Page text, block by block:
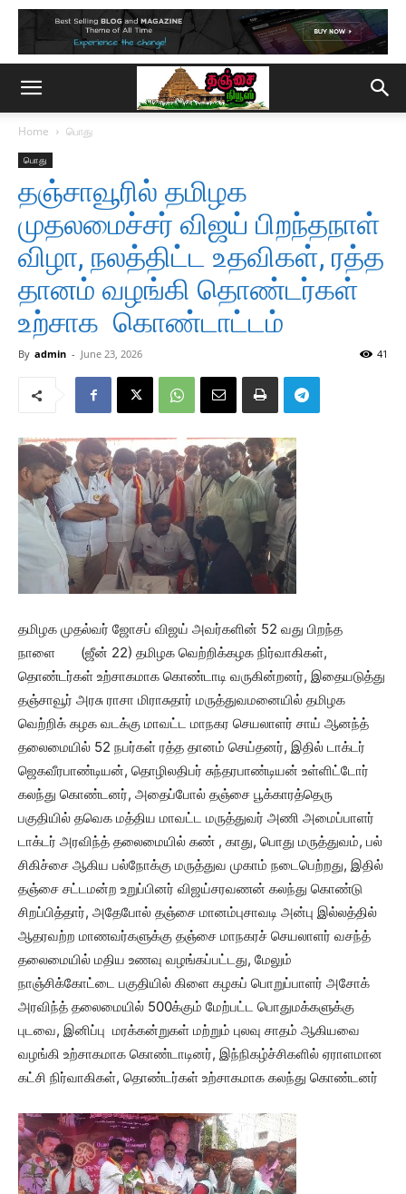
Home பொது
பொது
தஞ்சாவூரில் தமிழக
முதலமைச்சர் விஜய் பிறந்தநாள்
விழா, நலத்திட்ட உதவிகள், ரத்த
தானம் வழங்கி தொண்டர்கள்
உற்சாக கொண்டாட்டம்
By admin - June 23, 2026 41
தமிழக முதல்வர் ஜோசப் விஜய் அவர்களின் 52 வது பிறந்த
நாளை (ஜீன் 22) தமிழக வெற்றிக்கழக நிர்வாகிகள்,
தொண்டர்கள் உற்சாகமாக கொண்டாடி வருகின்றனர், இதையடுத்து
தஞ்சாவூர் அரசு ராசா மிராசுதார் மருத்துவமனையில் தமிழக
வெற்றிக் கழக வடக்கு மாவட்ட மாநகர செயலாளர் சாய் ஆனந்த்
தலைமையில் 52 நபர்கள் ரத்த தானம் செய்தனர், இதில் டாக்டர்
ஜெகவீரபாண்டியன், தொழிலதிபர் சுந்தரபாண்டியன் உள்ளிட்டோர்
கலந்து கொண்டனர், அதைப்போல் தஞ்சை பூக்காரத்தெரு
பகுதியில் தவெக மத்திய மாவட்ட மருத்துவர் அணி அமைப்பாளர்
டாக்டர் அரவிந்த் தலைமையில் கண் , காது, பொது மருத்துவம், பல்
சிகிச்சை ஆகிய பல்நோக்கு மருத்துவ முகாம் நடைபெற்றது, இதில்
தஞ்சை சட்டமன்ற உறுப்பினர் விஜய்சரவணன் கலந்து கொண்டு
சிறப்பித்தார், அதேபோல் தஞ்சை மானம்புசாவடி அன்பு இல்லத்தில்
ஆதரவற்ற மாணவர்களுக்கு தஞ்சை மாநகரச் செயலாளர் வசந்த்
தலைமையில் மதிய உணவு வழங்கப்பட்டது, மேலும்
நாஞ்சிக்கோட்டை பகுதியில் கிளை கழகப் பொறுப்பாளர் அசோக்
அரவிந்த் தலைமையில் 500க்கும் மேற்பட்ட பொதுமக்களுக்கு
புடவை, இனிப்பு மரக்கன்றுகள் மற்றும் புலவு சாதம் ஆகியவை
வழங்கி உற்சாகமாக கொண்டாடினர், இந்நிகழ்ச்சிகளில் ஏராளமான
கட்சி நிர்வாகிகள், தொண்டர்கள் உற்சாகமாக கலந்து கொண்டனர்